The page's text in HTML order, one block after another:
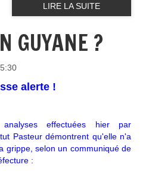
LIRE LA SUITE
GUYANE ?
alerte !
effectuées hier par
Pasteur démontrent qu'elle n'a
grippe, selon un communiqué de
: